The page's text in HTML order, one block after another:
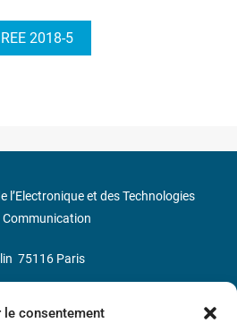
le consentement
REE 2018-5
l’Electronique et des Technologies
Communication
75116 Paris
6 et « Iéna » Ligne 9